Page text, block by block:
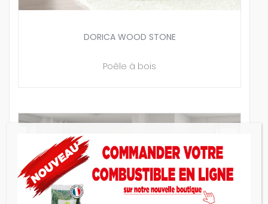
DORICA WOOD STONE
Poêle à bois